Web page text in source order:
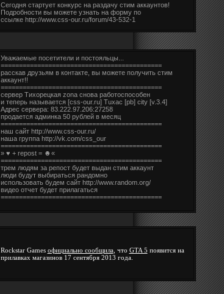
Сегодня стартует конкурс на раздачу стим аккаунтов!
Подробности вы можете узнать на форму по
ссылке http://www.css-our.ru/forum/43-532-1
Уважаемые посетители и постояльцы...
============================================
расскав друзьям в контакте, вы можете получить стим
аккаунт!!
============================================
сервер Тихорецкая zona снова работоспособен
и теперь называется [css-our.ru] Tuxac [pb] city [v.3.4]
Адрес сервера: 83.222.97.206:27258
продается админка 50 рублей в месяц
============================================
наш сайт http://www.css-our.ru/
наша группа http://vk.com/css_our
============================================
» ♥ + repost = ☻«
============================================
трем людям за репост будет выдан стим аккаунт
люди будут выбираться рандомно
использовать будем сайт http://www.random.org/
видео отчет будет прилагаться
============================================
Rockstar Games официально сообщила, что GTA 5 появится на
прилавках магазинов 17 сентября 2013 года.